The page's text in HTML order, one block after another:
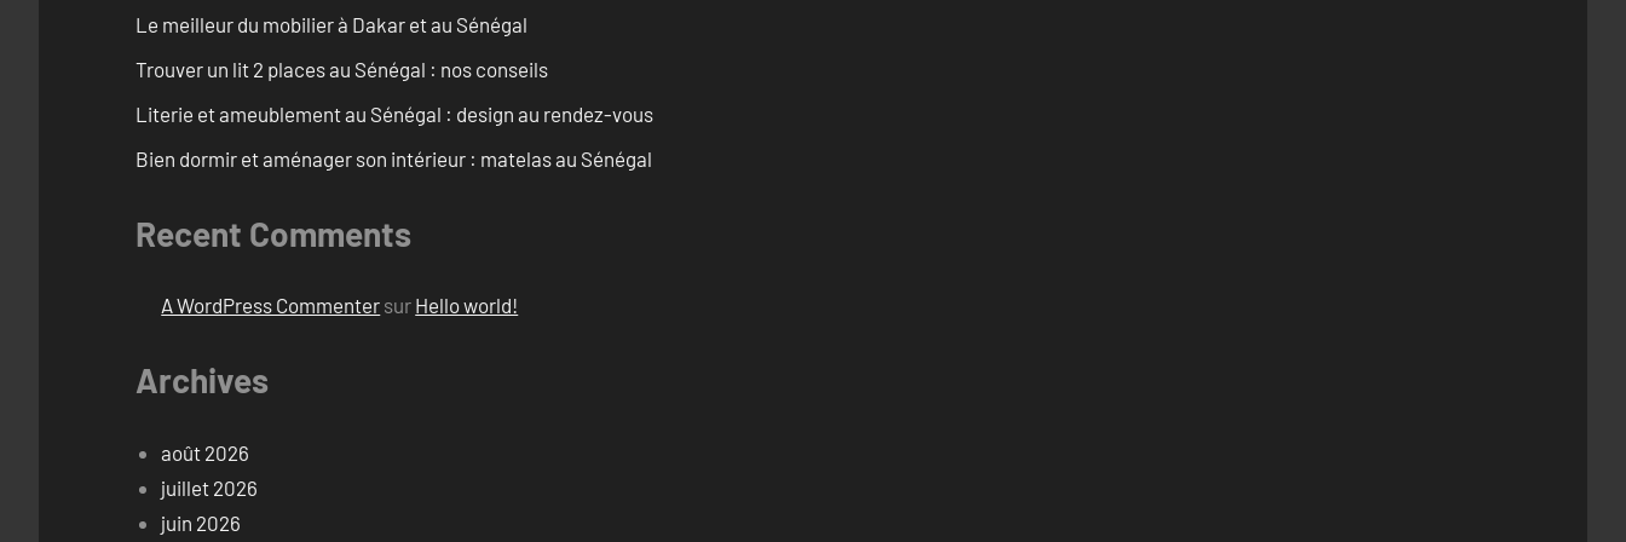
Le meilleur du mobilier à Dakar et au Sénégal
Trouver un lit 2 places au Sénégal : nos conseils
Literie et ameublement au Sénégal : design au rendez-vous
Bien dormir et aménager son intérieur : matelas au Sénégal
Recent Comments
A WordPress Commenter sur Hello world!
Archives
août 2026
juillet 2026
juin 2026